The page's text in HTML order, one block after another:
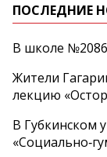
ПОСЛЕДНИЕ
В школе №2086
Жители
лекцию
В Губкинском